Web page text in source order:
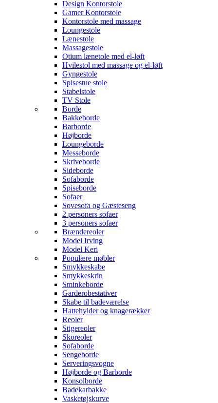
Design Kontorstole
Gamer Kontorstole
Kontorstole med massage
Loungestole
Lænestole
Massagestole
Otium lænetole med el-løft
Hvilestol med massage og el-løft
Gyngestole
Spisestue stole
Stabelstole
TV Stole
Borde
Bakkeborde
Barborde
Højborde
Loungeborde
Messeborde
Skriveborde
Sideborde
Sofaborde
Spiseborde
Sofaer
Sovesofa og Gæsteseng
2 personers sofaer
3 personers sofaer
Brændereoler
Model Irving
Model Keri
Populære møbler
Smykkeskabe
Smykkeskrin
Sminkeborde
Garderobestativer
Skabe til badeværelse
Hattehylder og knagerækker
Reoler
Stigereoler
Skoreoler
Sofaborde
Sengeborde
Serveringsvogne
Højborde og Barborde
Konsolborde
Badekarbakke
Vasketøjskurve